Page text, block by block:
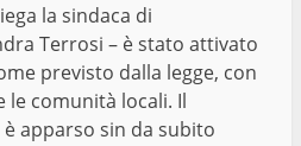
la sindaca di
Terrosi – è stato attivato
previsto dalla legge, con
le comunità locali. Il
apparso sin da subito